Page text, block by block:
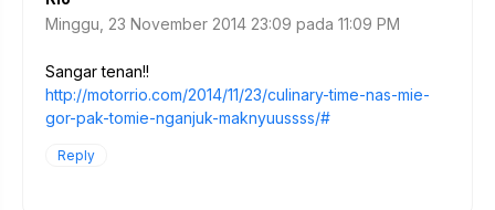
Minggu, 23 November 2014 23:09 pada 11:09 PM
Sangar tenan!!
http://motorrio.com/2014/11/23/culinary-time-nas-mie-
gor-pak-tomie-nganjuk-maknyuussss/#
Reply